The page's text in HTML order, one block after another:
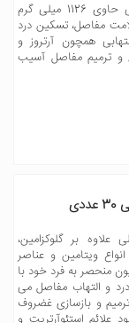
قرص کارتیژن مکس نیچرز اونلی حاوی 1126 میلی گرم
مفاصل، تسکین درد
همچون آرتروز و
و ترمیم مفاصل آسیب
علاوه بر گلوکزامین،
ویتامین و عناصر
منحصر به فرد خود با
و التهاب مفاصل می
و بازسازی غضروف
استئوآرتریت و